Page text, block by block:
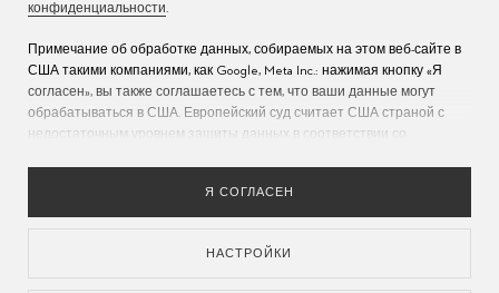
конфиденциальности.
Примечание об обработке данных, собираемых на этом веб-сайте в
США такими компаниями, как Google, Meta Inc.: нажимая кнопку «Я
согласен», вы также соглашаетесь с тем, что ваши данные могут
обрабатываться в США. Европейский суд считает США страной с
недостаточным уровнем защиты данных в соответствии со
только основные файлы cookie, чтобы исключить возможность
описанной выше передачи данных.
Я СОГЛАСЕН
НАСТРОЙКИ